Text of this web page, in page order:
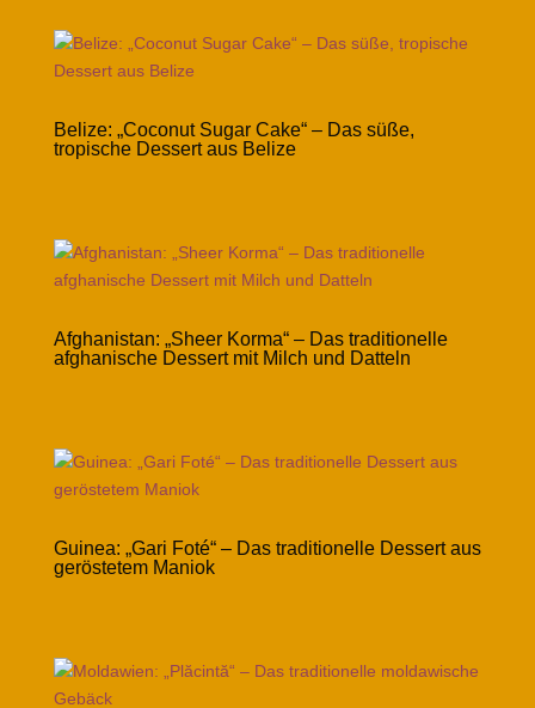
Belize: „Coconut Sugar Cake“ – Das süße,
tropische Dessert aus Belize
Afghanistan: „Sheer Korma“ – Das traditionelle
afghanische Dessert mit Milch und Datteln
Guinea: „Gari Foté“ – Das traditionelle Dessert aus
geröstetem Maniok